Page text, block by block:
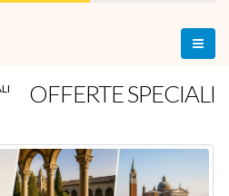
OFFERTE SPECIALI